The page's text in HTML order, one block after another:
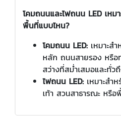
โคมถนนและไฟถนน LED เหม
พื้นที่แบบไหน?
โคมถนน LED: เหมาะส
หลัก ถนนสายรอง หรือ
สว่างที่สม่ำเสมอและทั่ว
ไฟถนน LED: เหมาะสำ
เท้า สวนสาธารณะ หรื